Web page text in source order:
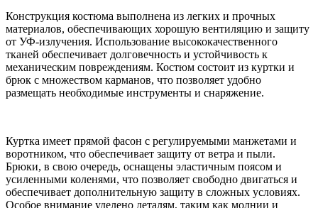
Конструкция костюма выполнена из легких и прочных
материалов, обеспечивающих хорошую вентиляцию и защиту
от УФ-излучения. Использование высококачественного
тканей обеспечивает долговечность и устойчивость к
механическим повреждениям. Костюм состоит из куртки и
брюк с множеством карманов, что позволяет удобно
размещать необходимые инструменты и снаряжение.
Куртка имеет прямой фасон с регулируемыми манжетами и
воротником, что обеспечивает защиту от ветра и пыли.
Брюки, в свою очередь, оснащены эластичным поясом и
усиленными коленями, что позволяет свободно двигаться и
обеспечивает дополнительную защиту в сложных условиях.
Особое внимание уделено деталям, таким как молнии и